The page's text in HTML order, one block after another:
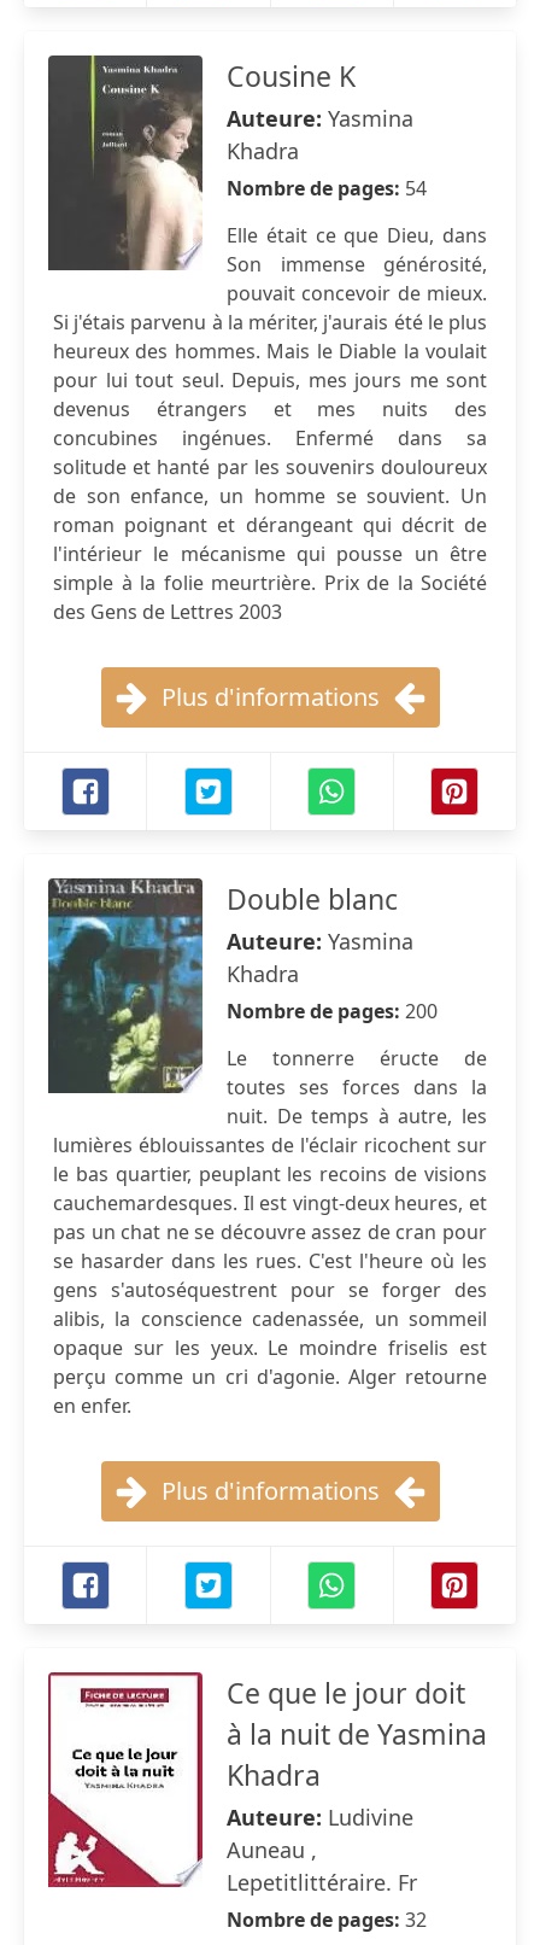
Cousine K
Auteure: Yasmina
Khadra
Nombre de pages: 54
Elle était ce que Dieu, dans
Son immense générosité,
pouvait concevoir de mieux.
Si j'étais parvenu à la mériter, j'aurais été le plus
heureux des hommes. Mais le Diable la voulait
pour lui tout seul. Depuis, mes jours me sont
devenus étrangers et mes nuits des
concubines ingénues. Enfermé dans sa
solitude et hanté par les souvenirs douloureux
de son enfance, un homme se souvient. Un
roman poignant et dérangeant qui décrit de
l'intérieur le mécanisme qui pousse un être
simple à la folie meurtrière. Prix de la Société
des Gens de Lettres 2003
Plus d'informations
Double blanc
Auteure: Yasmina
Khadra
Nombre de pages: 200
Le tonnerre éructe de
toutes ses forces dans la
nuit. De temps à autre, les
lumières éblouissantes de l'éclair ricochent sur
le bas quartier, peuplant les recoins de visions
cauchemardesques. Il est vingt-deux heures, et
pas un chat ne se découvre assez de cran pour
se hasarder dans les rues. C'est l'heure où les
gens s'autoséquestrent pour se forger des
alibis, la conscience cadenassée, un sommeil
opaque sur les yeux. Le moindre friselis est
perçu comme un cri d'agonie. Alger retourne
en enfer.
Plus d'informations
Ce que le jour doit
à la nuit de Yasmina
Khadra
Auteure: Ludivine
Auneau ,
Lepetitlittéraire. Fr
Nombre de pages: 32